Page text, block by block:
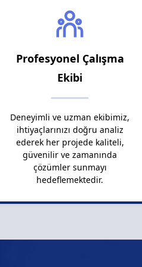
Profesyonel Çalışma
Ekibi
Deneyimli ve uzman ekibimiz,
ihtiyaçlarınızı doğru analiz
ederek her projede kaliteli,
güvenilir ve zamanında
çözümler sunmayı
hedeflemektedir.